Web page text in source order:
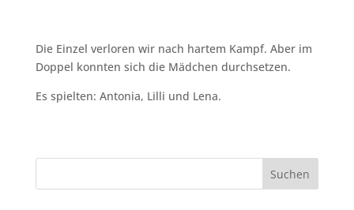
Die Einzel verloren wir nach hartem Kampf. Aber im
Doppel konnten sich die Mädchen durchsetzen.
Es spielten: Antonia, Lilli und Lena.